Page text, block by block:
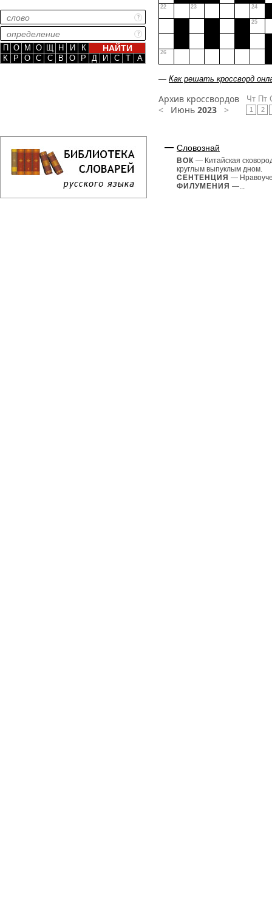
П О М О Щ Н И
К
К
Р О С С В О Р Д И С Т А
22 23 24
25
26
— Как решать кроссворд
Архив кроссвордов
< Июнь 2023 >
Чт
1
Пт
2
Словознай
ВОК — Китайская
круглым выпуклым дном.
СЕНТЕНЦИЯ —
ФИЛУМЕНИЯ —...